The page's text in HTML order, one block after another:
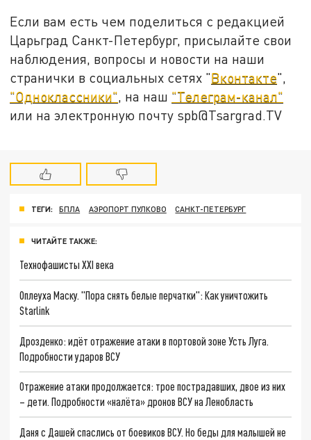
Если вам есть чем поделиться с редакцией
Царьград Санкт-Петербург, присылайте свои
наблюдения, вопросы и новости на наши
странички в социальных сетях "Вконтакте",
"Одноклассники", на наш "Телеграм-канал"
или на электронную почту spb@Tsargrad.TV
ТЕГИ: БПЛА АЭРОПОРТ ПУЛКОВО САНКТ-ПЕТЕРБУРГ
ЧИТАЙТЕ ТАКЖЕ:
Технофашисты XXI века
Оплеуха Маску. "Пора снять белые перчатки": Как уничтожить
Starlink
Дрозденко: идёт отражение атаки в портовой зоне Усть Луга.
Подробности ударов ВСУ
Отражение атаки продолжается: трое пострадавших, двое из них
– дети. Подробности «налёта» дронов ВСУ на Ленобласть
Даня с Дашей спаслись от боевиков ВСУ. Но беды для малышей не